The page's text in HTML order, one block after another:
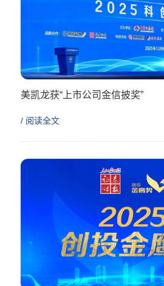
美凯龙获“上市公司金信披奖”
/ 阅读全文